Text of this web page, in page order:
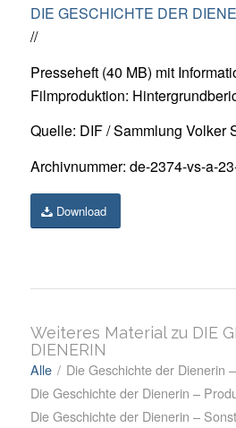
DIE GESCHICHTE DER
//
Presseheft (40 MB) mit
Filmproduktion:
Quelle: DIF / Sammlung Volker
Archivnummer: de-2374-vs-a-
Download
Weiteres Material zu DIE
DIENERIN
Alle / Die Geschichte der Dienerin
Die Geschichte der Dienerin –
Die Geschichte der Dienerin –